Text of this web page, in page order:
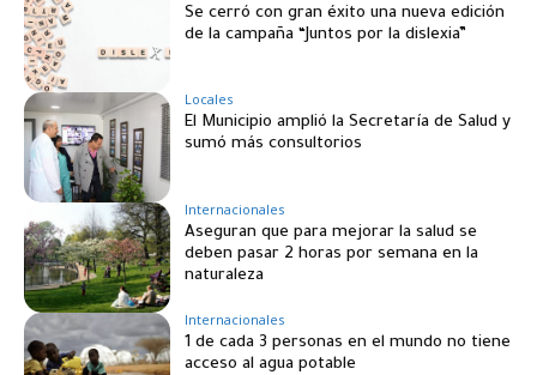
Se cerró con gran éxito una nueva edición
de la campaña “Juntos por la dislexia”
Locales
El Municipio amplió la Secretaría de Salud y
sumó más consultorios
Internacionales
Aseguran que para mejorar la salud se
deben pasar 2 horas por semana en la
naturaleza
Internacionales
‎1 de cada 3 personas en el mundo no tiene
acceso al agua potable